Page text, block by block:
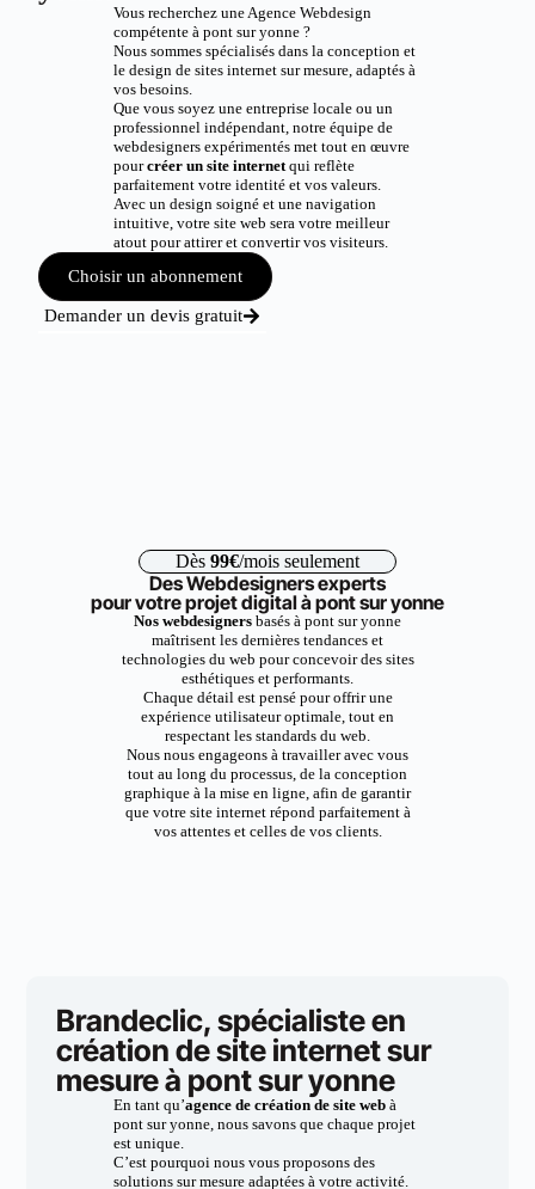
Vous recherchez une Agence Webdesign
compétente à pont sur yonne ?
Nous sommes spécialisés dans la conception et
le design de sites internet sur mesure, adaptés à
vos besoins.
Que vous soyez une entreprise locale ou un
professionnel indépendant, notre équipe de
webdesigners expérimentés met tout en œuvre
pourcréer un site internetqui reflète
parfaitement votre identité et vos valeurs.
Avec un design soigné et une navigation
intuitive, votre site web sera votre meilleur
atout pour attirer et convertir vos visiteurs.
Choisir un abonnement
Demander un devis gratuit
Dès 99€/mois seulement
Des Webdesigners experts
pour votre projet digital à pont sur yonne
Nos webdesigners basés à pont sur yonne
maîtrisent les dernières tendances et
technologies du web pour concevoir des sites
esthétiques et performants.
Chaque détail est pensé pour offrir une
expérience utilisateur optimale, tout en
respectant les standards du web.
Nous nous engageons à travailler avec vous
tout au long du processus, de la conception
graphique à la mise en ligne, afin de garantir
que votre site internet répond parfaitement à
vos attentes et celles de vos clients.
Brandeclic, spécialiste en
création de site internet sur
mesure à pont sur yonne
En tant qu’agence de création de site webà
pont sur yonne, nous savons que chaque projet
est unique.
C’est pourquoi nous vous proposons des
solutions sur mesure adaptées à votre activité.